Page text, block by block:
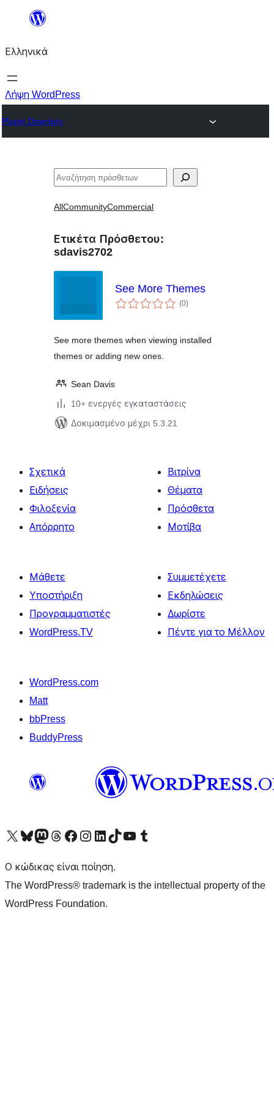
Μετάβαση
περιεχόμενο
Ελληνικά
Λήψη WordPress
Plugin Directory
Αναζήτηση
AllCommunityCommercial
Ετικέτα Πρόσθετου:
sdavis2702
See More Themes
(0αξιολογήσεις
σύνολο
)
See more themes when viewing installed
themes or adding new ones.
Sean Davis
10+ ενεργές εγκαταστάσεις
Δοκιμασμένο μέχρι 5.3.21
Σχετικά
Ειδήσεις
Φιλοξενία
Απόρρητο
Βιτρίνα
Θέματα
Πρόσθετα
Μοτίβα
Μάθετε
Υποστήριξη
Προγραμματιστές
WordPress.TV
Συμμετέχετε
Εκδηλώσεις
Δωρίστε
Πέντε για το Μέλλον
WordPress.com
Matt
bbPress
BuddyPress
Visit our X (formerly Twitter) account
Visit our Bluesky account
Επισκεφθείτε τον λογαριασμό μας στο Mastodon
Visit our Threads account
Επισκεφτείτε τη σελίδα μας στο Facebook
Επισκεφθείτε τον λογαριασμό μας Instagram
Επισκεφθείτε τον λογαριασμό μας LinkedIn
Visit our TikTok account
Visit our YouTube channel
Visit our Tumblr account
Ο κώδικας είναι ποίηση.
The WordPress® trademark is the intellectual property of the
WordPress Foundation.